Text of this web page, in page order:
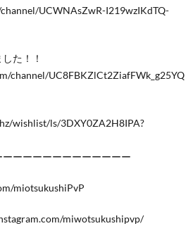
UCWNAsZwR-I219wzIKdTQ-
た！！
channel/UC8FBKZlCt2ZiafFWk_g25YQ
wishlist/ls/3DXY0ZA2H8IPA?
ーーーーーーーーーーーー
miotsukushiPvP
miwotsukushipvp/